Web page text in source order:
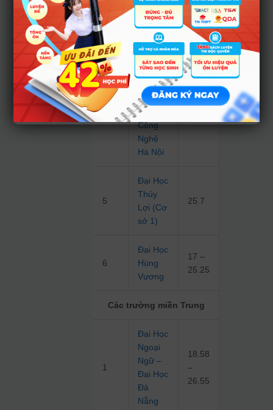
3
Đại Học
Luật Hà
Nội
24.35
–
25.45
Đại Học
Kinh
Doanh
và
Công
Nghệ
Hà Nội
21 –
5
Đại Học
Thủy
Lợi (Cơ
sở 1)
25.7
6
Đại Học
Hùng
Vương
17 –
25.25
Các trường miền Trung
1
Đại Học
Ngoại
Ngữ –
Đại Học
Đà
Nẵng
18.58
–
26.55